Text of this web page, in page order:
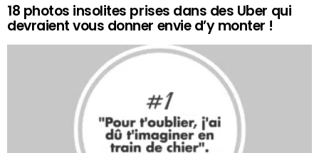
18 photos insolites prises dans des Uber qui
devraient vous donner envie d’y monter !